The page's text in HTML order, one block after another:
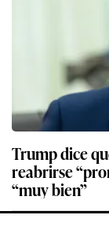
Trump dice
reabrirse
“muy bien”